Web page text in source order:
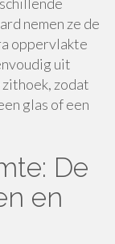
nemen ze de
oppervlakte
uit
zodat
glas of een
De
en